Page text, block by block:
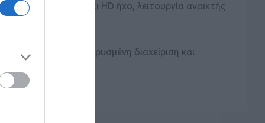
διαθέτει HD ήχο, λειτουργία ανοικτής
ενώ η απομακρυσμένη διαχείριση και
εγκαταστάσεις.